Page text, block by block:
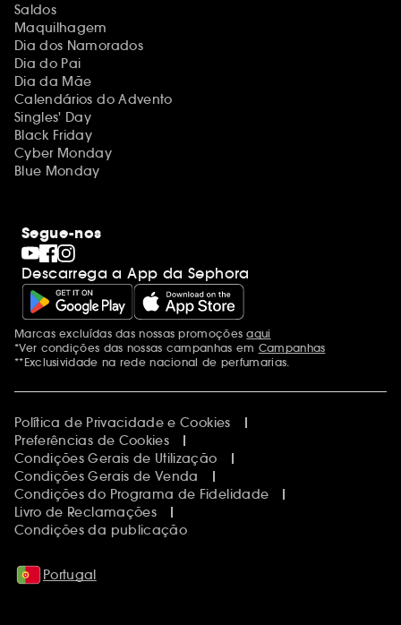
Saldos
Maquilhagem
Dia dos Namorados
Dia do Pai
Dia da Mãe
Calendários do Advento
Singles' Day
Black Friday
Cyber Monday
Blue Monday
Segue-nos
Descarrega a App da Sephora
Menções adicionais
Marcas excluídas das nossas promoçõesaqui
*Ver condições das nossas campanhas em Campanhas
**Exclusividade na rede nacional de perfumarias.
Política de Privacidade e Cookies
Preferências de Cookies
Condições Gerais de Utilização
Condições Gerais de Venda
Condições do Programa de Fidelidade
Livro de Reclamações
Condições da publicação
Portugal